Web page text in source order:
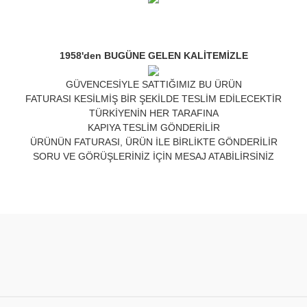
1958'den BUGÜNE GELEN KALİTEMİZLE
GÜVENCESİYLE SATTIĞIMIZ BU ÜRÜN
FATURASI KESİLMİŞ BİR ŞEKİLDE TESLİM EDİLECEKTİR
TÜRKİYENİN HER TARAFINA
KAPIYA TESLİM GÖNDERİLİR
ÜRÜNÜN FATURASI, ÜRÜN İLE BİRLİKTE GÖNDERİLİR
SORU VE GÖRÜŞLERİNİZ İÇİN MESAJ ATABİLİRSİNİZ